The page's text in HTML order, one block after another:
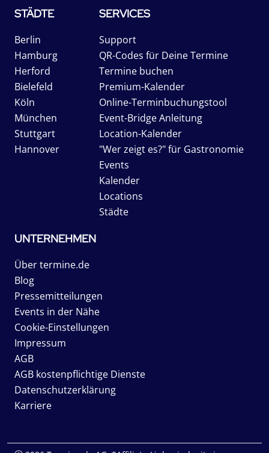
STÄDTE
Berlin
Hamburg
Herford
Bielefeld
Köln
München
Stuttgart
Hannover
SERVICES
Support
QR-Codes für Deine Termine
Termine buchen
Premium-Kalender
Online-Terminbuchungstool
Event-Bridge Anleitung
Location-Kalender
"Wer zeigt es?" für Gastronomie
Events
Kalender
Locations
Städte
UNTERNEHMEN
Über termine.de
Blog
Pressemitteilungen
Events in der Nähe
Cookie-Einstellungen
Impressum
AGB
AGB kostenpflichtige Dienste
Datenschutzerklärung
Karriere